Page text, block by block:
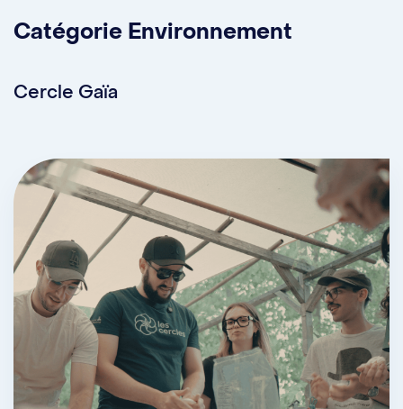
Instagram :@caspian.mtl
Catégorie Environnement
Cercle Gaïa